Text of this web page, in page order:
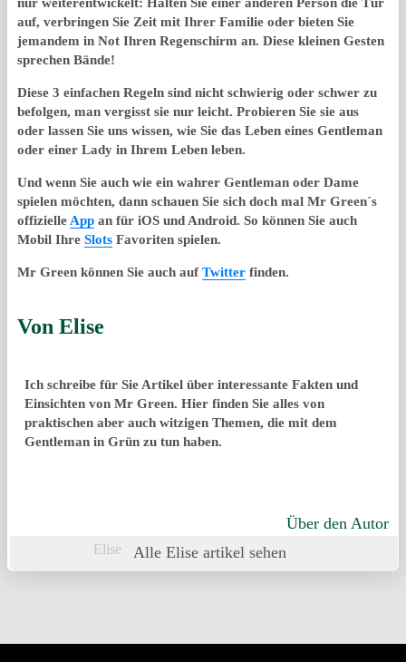
auf, verbringen Sie Zeit mit Ihrer Familie oder bieten Sie
jemandem in Not Ihren Regenschirm an. Diese kleinen Gesten
sprechen Bände!
Diese 3 einfachen Regeln sind nicht schwierig oder schwer zu
befolgen, man vergisst sie nur leicht. Probieren Sie sie aus
oder lassen Sie uns wissen, wie Sie das Leben eines Gentleman
oder einer Lady in Ihrem Leben leben.
Und wenn Sie auch wie ein wahrer Gentleman oder Dame
spielen möchten, dann schauen Sie sich doch mal Mr Green´s
offizielle App an für iOS und Android. So können Sie auch
Mobil Ihre Slots Favoriten spielen.
Mr Green können Sie auch auf Twitter finden.
Von Elise
Ich schreibe für Sie Artikel über interessante Fakten und
Einsichten von Mr Green. Hier finden Sie alles von
praktischen aber auch witzigen Themen, die mit dem
Gentleman in Grün zu tun haben.
Über den Autor
Alle Elise artikel sehen
Elise